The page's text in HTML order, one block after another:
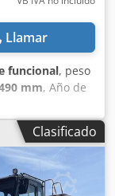
Llamar
funcional, peso
mm, Año de
2,500
, ancho de
25
Estado de la
Clasificado